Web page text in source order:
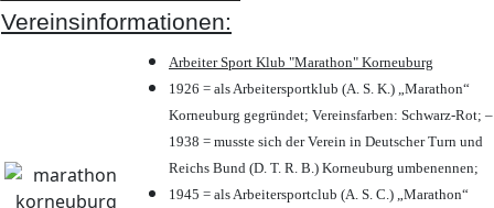
Vereinsinformationen:
Arbeiter Sport Klub "Marathon" Korneuburg
1926 = als Arbeitersportklub (A. S. K.) „Marathon“
Korneuburg gegründet; Vereinsfarben: Schwarz-Rot; –
1938 = musste sich der Verein in Deutscher Turn und
Reichs Bund (D. T. R. B.) Korneuburg umbenennen;
1945 = als Arbeitersportclub (A. S. C.) „Marathon“